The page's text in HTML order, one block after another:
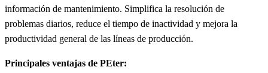
información de mantenimiento. Simplifica la resolución de
problemas diarios, reduce el tiempo de inactividad y mejora la
productividad general de las líneas de producción.
Principales ventajas de PEter: